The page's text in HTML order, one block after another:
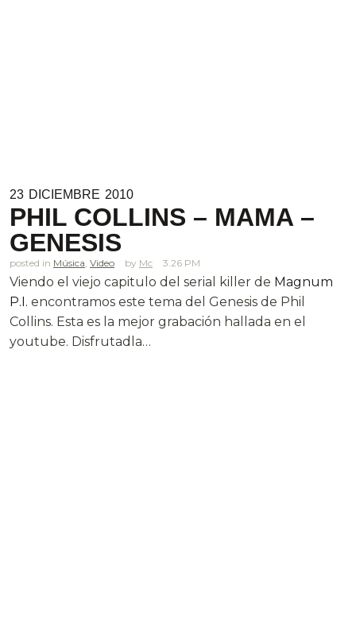
23 DICIEMBRE 2010
PHIL COLLINS – MAMA –
GENESIS
posted in Música, Video Mc 3.26 PM
Viendo el viejo capitulo del serial killer de Magnum
P.I. encontramos este tema del Genesis de Phil
Collins. Esta es la mejor grabación hallada en el
youtube. Disfrutadla…